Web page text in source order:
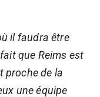
il faudra être
que Reims est
proche de la
une équipe